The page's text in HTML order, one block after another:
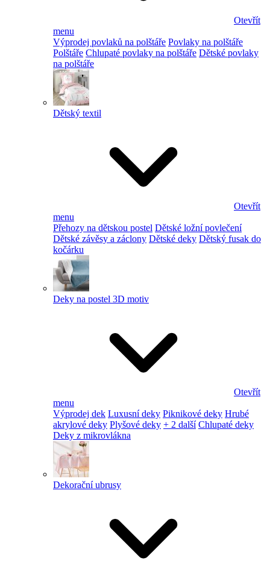
Otevřít
menu
Výprodej povlaků na polštáře Povlaky na polštáře
Polštáře Chlupaté povlaky na polštáře Dětské povlaky
na polštáře
Dětský textil
Otevřít
menu
Přehozy na dětskou postel Dětské ložní povlečení
Dětské závěsy a záclony Dětské deky Dětský fusak do
kočárku
Deky na postel 3D motiv
Otevřít
menu
Výprodej dek Luxusní deky Piknikové deky Hrubé
akrylové deky Plyšové deky + 2 další Chlupaté deky
Deky z mikrovlákna
Dekorační ubrusy